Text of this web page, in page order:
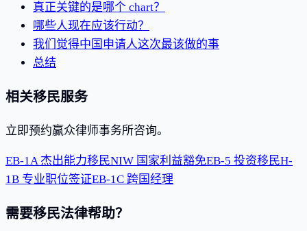
真正关键的是哪个 chart？
哪些人现在应该行动？
我们觉得中国申请人这次最该做的事
总结
相关移民服务
立即预约赢众律师事务所咨询。
EB-1A 杰出能力移民NIW 国家利益豁免EB-5 投资移民H-
1B 专业职位签证EB-1C 跨国经理
需要移民法律帮助？